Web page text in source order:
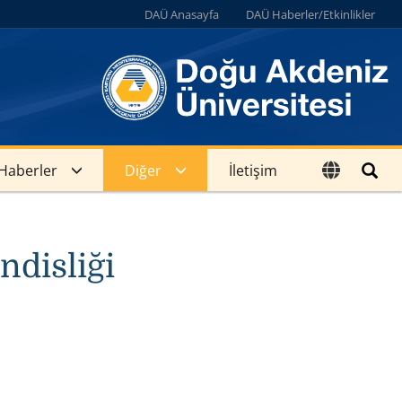
DAÜ Anasayfa DAÜ Haberler/Etkinlikler
Diğer İletişim